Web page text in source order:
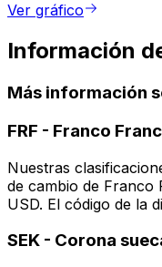
Ver gráfico
Información
Más información
FRF - Franco
Nuestras
de cambio de Franco
USD. El código de la
SEK - Corona